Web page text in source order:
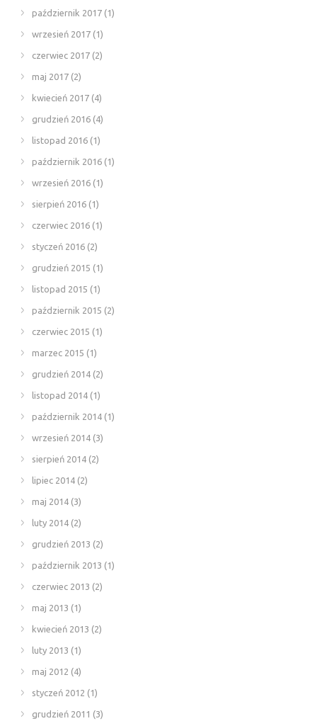
październik 2017 (1)
wrzesień 2017 (1)
czerwiec 2017 (2)
maj 2017 (2)
kwiecień 2017 (4)
grudzień 2016 (4)
listopad 2016 (1)
październik 2016 (1)
wrzesień 2016 (1)
sierpień 2016 (1)
czerwiec 2016 (1)
styczeń 2016 (2)
grudzień 2015 (1)
listopad 2015 (1)
październik 2015 (2)
czerwiec 2015 (1)
marzec 2015 (1)
grudzień 2014 (2)
listopad 2014 (1)
październik 2014 (1)
wrzesień 2014 (3)
sierpień 2014 (2)
lipiec 2014 (2)
maj 2014 (3)
luty 2014 (2)
grudzień 2013 (2)
październik 2013 (1)
czerwiec 2013 (2)
maj 2013 (1)
kwiecień 2013 (2)
luty 2013 (1)
maj 2012 (4)
styczeń 2012 (1)
grudzień 2011 (3)